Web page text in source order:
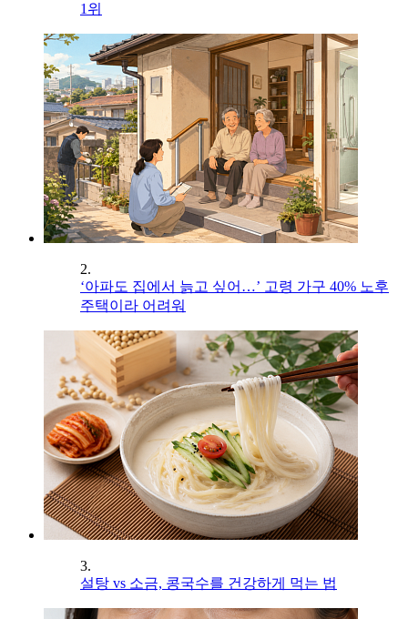
1위
2.
‘아파도 집에서 늙고 싶어…’ 고령 가구 40% 노후
주택이라 어려워
3.
설탕 vs 소금, 콩국수를 건강하게 먹는 법